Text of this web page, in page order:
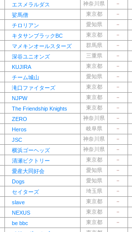
エスメラルダス 神奈川県
－
娑馬僧 東京都
－
チロリアン 愛知県
－
キタサンブラックBC 東京都
－
マメキンオールスターズ 群馬県
－
深谷ユニオンズ 三重県
－
KUJIRA 東京都
－
チーム城山 愛知県
－
滝口ファイターズ 東京都
－
NJPW 東京都
－
The Friendship Knights 東京都
－
ZERO 神奈川県
－
Heros 岐阜県
－
JSC 神奈川県
－
横浜ゴーヘッズ 神奈川県
－
清瀬ビクトリー 東京都
－
愛産大同好会 愛知県
－
Dogs 愛知県
－
セイターズ 埼玉県
－
slave 東京都
－
NEXUS 東京都
－
be bbc 東京都
－